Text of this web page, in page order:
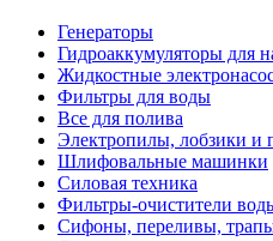
Генераторы
Гидроаккумуляторы для
Жидкостные
Фильтры для воды
Все для полива
Электропилы, лобзики и
Шлифовальные машинки
Силовая техника
Фильтры-очистители
Сифоны, переливы,